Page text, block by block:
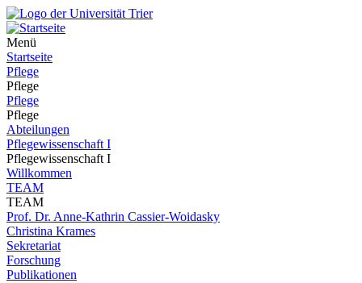
Menü
Startseite
Pflege
Pflege
Pflege
Pflege
Abteilungen
Pflegewissenschaft I
Pflegewissenschaft I
Willkommen
TEAM
TEAM
Prof. Dr. Anne-Kathrin Cassier-Woidasky
Christina Krames
Sekretariat
Forschung
Publikationen